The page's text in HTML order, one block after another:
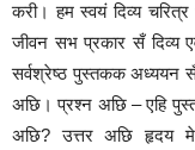
करी। हम स्वयं दिव्य
जीवन सभ प्रकार सँ दिव्य
सर्वश्रेष्ठ पुस्तकक अध्ययन सँ
अछि। प्रश्न अछि – एहि
अछि? उत्तर अछि हृदय मे